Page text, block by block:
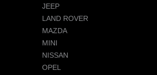
JEEP
LAND ROVER
MAZDA
MINI
NISSAN
OPEL